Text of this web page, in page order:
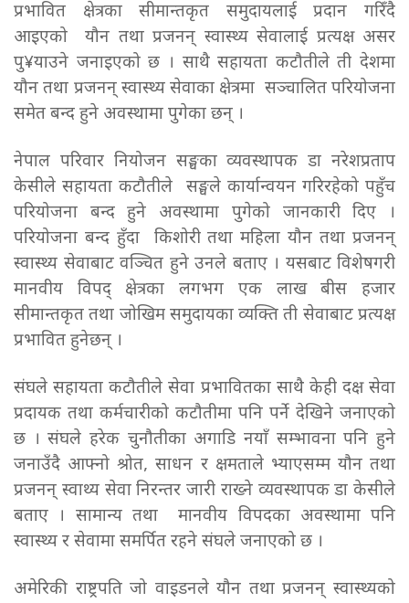
प्रभावित क्षेत्रका सीमान्तकृत समुदायलाई प्रदान गरिँदै
आइएको यौन तथा प्रजनन् स्वास्थ्य सेवालाई प्रत्यक्ष असर
पु¥याउने जनाइएको छ । साथै सहायता कटौतीले ती देशमा
यौन तथा प्रजनन् स्वास्थ्य सेवाका क्षेत्रमा सञ्चालित परियोजना
समेत बन्द हुने अवस्थामा पुगेका छन् ।
नेपाल परिवार नियोजन सङ्घका व्यवस्थापक डा नरेशप्रताप
केसीले सहायता कटौतीले सङ्घले कार्यान्वयन गरिरहेको पहुँच
परियोजना बन्द हुने अवस्थामा पुगेको जानकारी दिए ।
परियोजना बन्द हुँदा किशोरी तथा महिला यौन तथा प्रजनन्
स्वास्थ्य सेवाबाट वञ्चित हुने उनले बताए । यसबाट विशेषगरी
मानवीय विपद् क्षेत्रका लगभग एक लाख बीस हजार
सीमान्तकृत तथा जोखिम समुदायका व्यक्ति ती सेवाबाट प्रत्यक्ष
प्रभावित हुनेछन् ।
संघले सहायता कटौतीले सेवा प्रभावितका साथै केही दक्ष सेवा
प्रदायक तथा कर्मचारीको कटौतीमा पनि पर्ने देखिने जनाएको
छ । संघले हरेक चुनौतीका अगाडि नयाँ सम्भावना पनि हुने
जनाउँदै आफ्नो श्रोत, साधन र क्षमताले भ्याएसम्म यौन तथा
प्रजनन् स्वाथ्य सेवा निरन्तर जारी राख्ने व्यवस्थापक डा केसीले
बताए । सामान्य तथा मानवीय विपदका अवस्थामा पनि
स्वास्थ्य र सेवामा समर्पित रहने संघले जनाएको छ ।
अमेरिकी राष्ट्रपति जो वाइडनले यौन तथा प्रजनन् स्वास्थ्यको